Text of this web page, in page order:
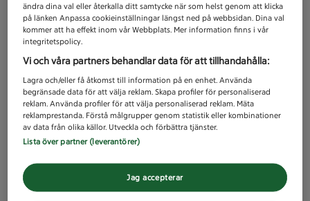
ändra dina val eller återkalla ditt samtycke när som helst genom att klicka
på länken Anpassa cookieinställningar längst ned på webbsidan. Dina val
kommer att ha effekt inom vår Webbplats. Mer information finns i vår
integritetspolicy.
Vi och våra partners behandlar data för att tillhandahålla:
Lagra och/eller få åtkomst till information på en enhet. Använda
begränsade data för att välja reklam. Skapa profiler för personaliserad
reklam. Använda profiler för att välja personaliserad reklam. Mäta
reklamprestanda. Förstå målgrupper genom statistik eller kombinationer
av data från olika källor. Utveckla och förbättra tjänster.
Lista över partner (leverantörer)
Jag accepterar